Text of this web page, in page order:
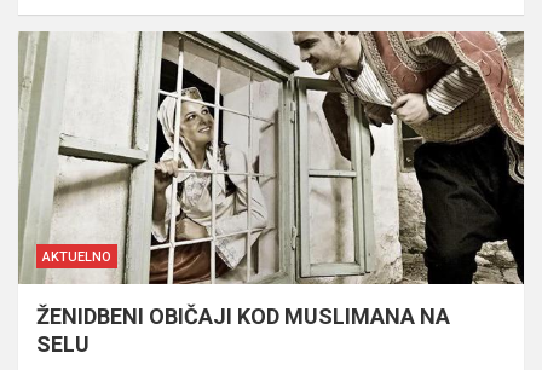
AKTUELNO
ŽENIDBENI OBIČAJI KOD MUSLIMANA NA
SELU